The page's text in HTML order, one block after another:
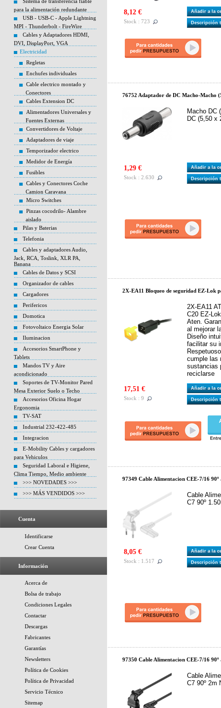
para la alimentación redundante
USB - USB-C - Apple Lightning
MPI - Thunderbolt - FireWire
Cables y Adaptadores HDMI,
DVI, DisplayPort, VGA
Electricidad
Regletas
Enchufes individuales
Cable electrico montado y
Conectores
Cables Extension DC
Alimentadores Universales y
Fuentes Externas
Convertidores de Voltaje
Adaptadores de viaje
Temporizador electrico
Medidor de Energía
Fusibles
Cables y Conectores Coche
Camion Caravana
Micro Switches
Pinzas cocodrilo- Alambre
aislado
Pilas y Baterias
Telefonia
Cables y adaptadores Audio,
Jack, RCA, Toslink, XLR PA,
Banana
Cables de Datos y SCSI
Organizador de cables
Cargadores
Perifericos
Domotica
Fotovoltaico Energia Solar
Iluminacion
Accesorios SmartPhone y
Tablets
Mandos TV y Aire
acondicionado
Soportes de TV-Monitor Pared
Mesa Exterior Suelo o Techo
Accesorios Oficina Hogar
Ergonomia
TV-SAT
Industrial 232-422-485
Integracion
E-Mobility Cables y cargadores
para Vehiculos
Seguridad Laboral e Higiene,
Clima Tiempo, Medio ambiente
>>> NOVEDADES >>>
>>> MÁS VENDIDOS >>>
Cuenta
Identificarse
Crear Cuenta
Información
Acerca de
Bolsa de trabajo
Condiciones Legales
Contactar
Descargas
Fabricantes
Garantías
Newsletters
Política de Cookies
Política de Privacidad
Servicio Técnico
Sitemap
8,12 €
Stock : 723
Añadir a la
Descripción
76752 Adaptador de DC Macho-Macho
Macho DC
DC (5,50 x
1,29 €
Stock : 2.630
Añadir a la
Descripción
2X-EA11 Bloqueo de seguridad EZ-Lok
2X-EA11
C20 EZ-
Aten.
al mejorar
Diseño
facilitar su
cumple las
sustancias
reciclarse
17,51 €
Stock : 9
Añadir a la
Descripción
97349 Cable Alimentacion CEE-7/16
Cable
C7 90º
8,05 €
Stock : 1.517
Añadir a la
Descripción
97350 Cable Alimentacion CEE-7/16
Cable
C7 90º 2m